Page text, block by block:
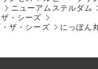
ニューアムステルダム
・シーズ
ザ・シーズ
にっぽん